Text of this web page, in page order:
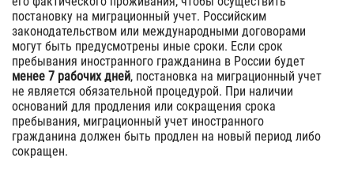
постановку на миграционный учет. Российским
законодательством или международными договорами
могут быть предусмотрены иные сроки. Если срок
пребывания иностранного гражданина в России будет
менее 7 рабочих дней, постановка на миграционный учет
не является обязательной процедурой. При наличии
оснований для продления или сокращения срока
пребывания, миграционный учет иностранного
гражданина должен быть продлен на новый период либо
сокращен.